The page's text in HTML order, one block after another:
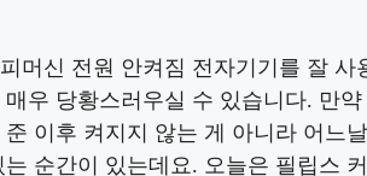
머신 전원 안켜짐 전자기기를 잘
매우 당황스러우실 수 있습니다. 만
준 이후 켜지지 않는 게 아니라 어느
는 순간이 있는데요. 오늘은 필립스